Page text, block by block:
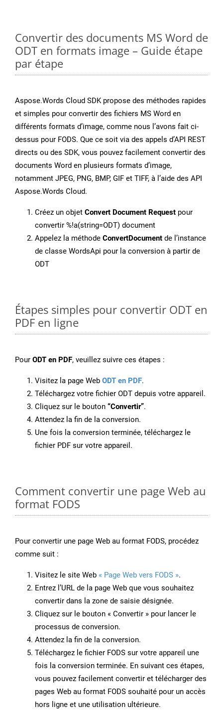
Convertir des documents MS Word de
ODT en formats image – Guide étape
par étape
Aspose.Words Cloud SDK propose des méthodes rapides
et simples pour convertir des fichiers MS Word en
différents formats d’image, comme nous l’avons fait ci-
dessus pour FODS. Que ce soit via des appels d’API REST
directs ou des SDK, vous pouvez facilement convertir des
documents Word en plusieurs formats d’image,
notamment JPEG, PNG, BMP, GIF et TIFF, à l’aide des API
Aspose.Words Cloud.
Créez un objet Convert Document Request pour
convertir %!a(string=ODT) document
Appelez la méthode ConvertDocument de l’instance
de classe WordsApi pour la conversion à partir de
ODT
Étapes simples pour convertir ODT en
PDF en ligne
Pour ODT en PDF, veuillez suivre ces étapes :
Visitez la page Web ODT en PDF.
Téléchargez votre fichier ODT depuis votre appareil.
Cliquez sur le bouton “Convertir”.
Attendez la fin de la conversion.
Une fois la conversion terminée, téléchargez le
fichier PDF sur votre appareil.
Comment convertir une page Web au
format FODS
Pour convertir une page Web au format FODS, procédez
comme suit :
Visitez le site Web « Page Web vers FODS ».
Entrez l’URL de la page Web que vous souhaitez
convertir dans la zone de saisie désignée.
Cliquez sur le bouton « Convertir » pour lancer le
processus de conversion.
Attendez la fin de la conversion.
Téléchargez le fichier FODS sur votre appareil une
fois la conversion terminée. En suivant ces étapes,
vous pouvez facilement convertir et télécharger des
pages Web au format FODS souhaité pour un accès
hors ligne et une utilisation ultérieure.